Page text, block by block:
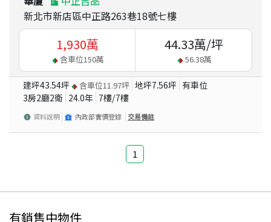
新北市新店區中正路263巷18號七樓
1,930萬
含車位150萬
44.33萬/坪
56.38萬
建坪43.54坪 含車位11.97坪 地坪7.56坪 有車位
3房2廳2衛 24.0年 7樓/7樓
資料說明 內政部實價登錄 交易備註
1
有銷售中物件